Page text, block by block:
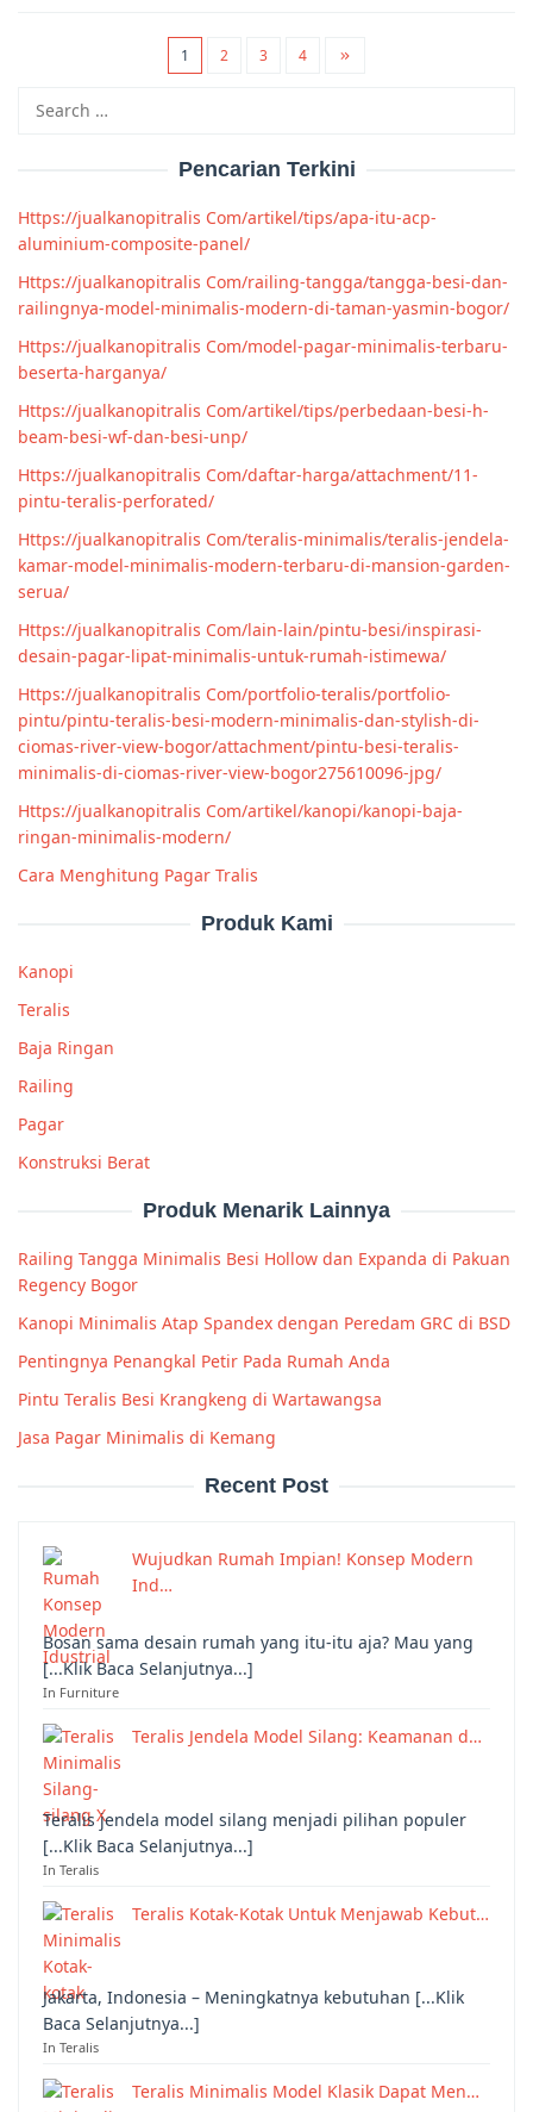
1 2 3 4
for:
Pencarian Terkini
Https://jualkanopitralis Com/artikel/tips/apa-itu-acp-
aluminium-composite-panel/
Https://jualkanopitralis Com/railing-tangga/tangga-besi-dan-
railingnya-model-minimalis-modern-di-taman-yasmin-bogor/
Https://jualkanopitralis Com/model-pagar-minimalis-terbaru-
beserta-harganya/
Https://jualkanopitralis Com/artikel/tips/perbedaan-besi-h-
beam-besi-wf-dan-besi-unp/
Https://jualkanopitralis Com/daftar-harga/attachment/11-
pintu-teralis-perforated/
Https://jualkanopitralis Com/teralis-minimalis/teralis-jendela-
kamar-model-minimalis-modern-terbaru-di-mansion-garden-
serua/
Https://jualkanopitralis Com/lain-lain/pintu-besi/inspirasi-
desain-pagar-lipat-minimalis-untuk-rumah-istimewa/
Https://jualkanopitralis Com/portfolio-teralis/portfolio-
pintu/pintu-teralis-besi-modern-minimalis-dan-stylish-di-
ciomas-river-view-bogor/attachment/pintu-besi-teralis-
minimalis-di-ciomas-river-view-bogor275610096-jpg/
Https://jualkanopitralis Com/artikel/kanopi/kanopi-baja-
ringan-minimalis-modern/
Cara Menghitung Pagar Tralis
Produk Kami
Kanopi
Teralis
Baja Ringan
Railing
Pagar
Konstruksi Berat
Produk Menarik Lainnya
Railing Tangga Minimalis Besi Hollow dan Expanda di Pakuan
Regency Bogor
Kanopi Minimalis Atap Spandex dengan Peredam GRC di BSD
Pentingnya Penangkal Petir Pada Rumah Anda
Pintu Teralis Besi Krangkeng di Wartawangsa
Jasa Pagar Minimalis di Kemang
Recent Post
Wujudkan Rumah Impian! Konsep Modern
Ind…
Bosan sama desain rumah yang itu-itu aja? Mau yang
[...Klik Baca Selanjutnya...]
In Furniture
Teralis Jendela Model Silang: Keamanan d…
Teralis jendela model silang menjadi pilihan populer
[...Klik Baca Selanjutnya...]
In Teralis
Teralis Kotak-Kotak Untuk Menjawab Kebut…
Jakarta, Indonesia – Meningkatnya kebutuhan [...Klik
Baca Selanjutnya...]
In Teralis
Teralis Minimalis Model Klasik Dapat Men…